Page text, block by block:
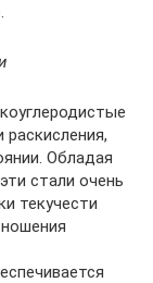
Обладая
стали очень
текучести